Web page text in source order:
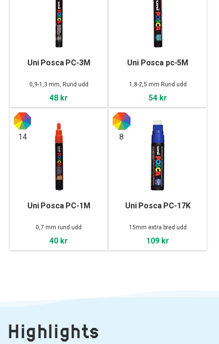
Uni Posca PC-3M
0,9-1,3 mm, Rund udd
48 kr
Uni Posca pc-5M
1,8-2,5 mm Rund udd
54 kr
14
Uni Posca PC-1M
0,7 mm rund udd
40 kr
8
Uni Posca PC-17K
15mm extra bred udd
109 kr
Highlights